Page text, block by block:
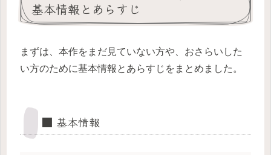
基本情報とあらすじ
まずは、本作をまだ見ていない方や、おさらいした
い方のために基本情報とあらすじをまとめました。
■ 基本情報